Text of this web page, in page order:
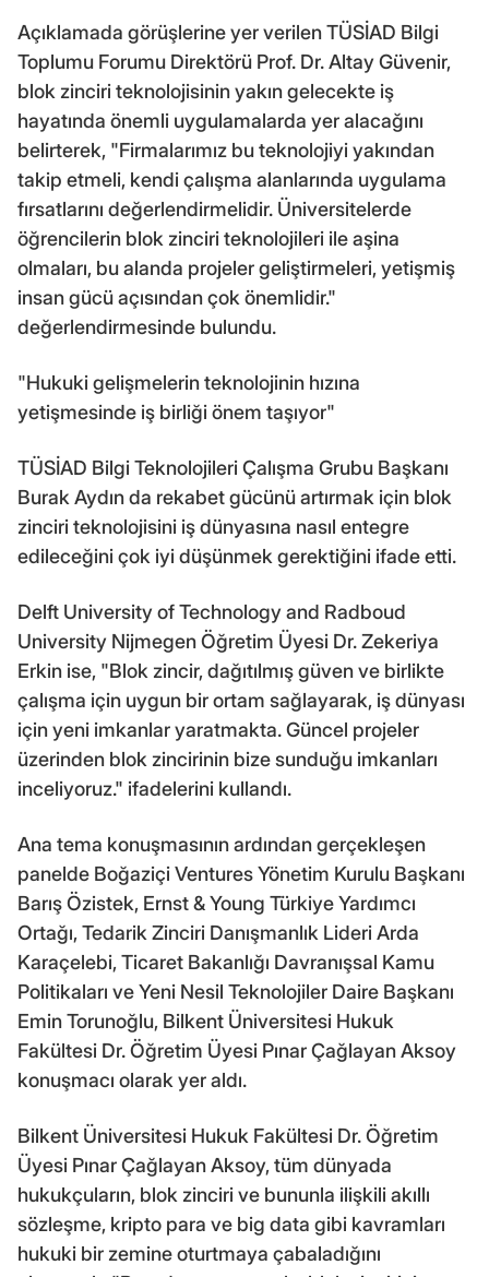
Açıklamada görüşlerine yer verilen TÜSİAD Bilgi
Toplumu Forumu Direktörü Prof. Dr. Altay Güvenir,
blok zinciri teknolojisinin yakın gelecekte iş
hayatında önemli uygulamalarda yer alacağını
belirterek, "Firmalarımız bu teknolojiyi yakından
takip etmeli, kendi çalışma alanlarında uygulama
fırsatlarını değerlendirmelidir. Üniversitelerde
öğrencilerin blok zinciri teknolojileri ile aşina
olmaları, bu alanda projeler geliştirmeleri, yetişmiş
insan gücü açısından çok önemlidir."
değerlendirmesinde bulundu.
"Hukuki gelişmelerin teknolojinin hızına
yetişmesinde iş birliği önem taşıyor"
TÜSİAD Bilgi Teknolojileri Çalışma Grubu Başkanı
Burak Aydın da rekabet gücünü artırmak için blok
zinciri teknolojisini iş dünyasına nasıl entegre
edileceğini çok iyi düşünmek gerektiğini ifade etti.
Delft University of Technology and Radboud
University Nijmegen Öğretim Üyesi Dr. Zekeriya
Erkin ise, "Blok zincir, dağıtılmış güven ve birlikte
çalışma için uygun bir ortam sağlayarak, iş dünyası
için yeni imkanlar yaratmakta. Güncel projeler
üzerinden blok zincirinin bize sunduğu imkanları
inceliyoruz." ifadelerini kullandı.
Ana tema konuşmasının ardından gerçekleşen
panelde Boğaziçi Ventures Yönetim Kurulu Başkanı
Barış Özistek, Ernst & Young Türkiye Yardımcı
Ortağı, Tedarik Zinciri Danışmanlık Lideri Arda
Karaçelebi, Ticaret Bakanlığı Davranışsal Kamu
Politikaları ve Yeni Nesil Teknolojiler Daire Başkanı
Emin Torunoğlu, Bilkent Üniversitesi Hukuk
Fakültesi Dr. Öğretim Üyesi Pınar Çağlayan Aksoy
konuşmacı olarak yer aldı.
Bilkent Üniversitesi Hukuk Fakültesi Dr. Öğretim
Üyesi Pınar Çağlayan Aksoy, tüm dünyada
hukukçuların, blok zinciri ve bununla ilişkili akıllı
sözleşme, kripto para ve big data gibi kavramları
hukuki bir zemine oturtmaya çabaladığını